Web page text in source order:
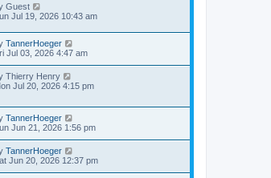
Guest
Jul 19, 2026 10:43 am
TannerHoeger
Jul 03, 2026 4:47 am
Thierry Henry
Jul 20, 2026 4:15 pm
TannerHoeger
Jun 21, 2026 1:56 pm
TannerHoeger
Jun 20, 2026 12:37 pm